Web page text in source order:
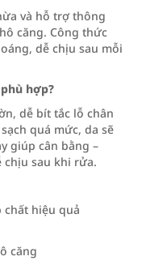
và hỗ trợ thông
căng. Công thức
dễ chịu sau mỗi
hợp?
dễ bít tắc lỗ chân
quá mức, da sẽ
giúp cân bằng –
chịu sau khi rửa.
chất hiệu quả
căng